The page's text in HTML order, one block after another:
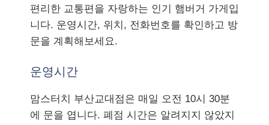
편리한 교통편을 자랑하는 인기 햄버거 가게입
니다. 운영시간, 위치, 전화번호를 확인하고 방
문을 계획해보세요.
운영시간
맘스터치 부산교대점은 매일 오전 10시 30분
에 문을 엽니다. 폐점 시간은 알려지지 않았지